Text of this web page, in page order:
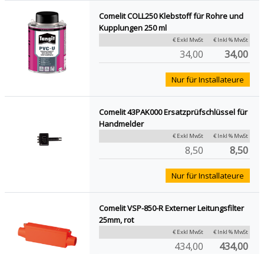
Comelit COLL250 Klebstoff für Rohre und
Kupplungen 250 ml
€ Exkl MwSt € Inkl % MwSt
34,00 34,00
Nur für Installateure
Comelit 43PAK000 Ersatzprüfschlüssel für
Handmelder
€ Exkl MwSt € Inkl % MwSt
8,50 8,50
Nur für Installateure
Comelit VSP-850-R Externer Leitungsfilter
25mm, rot
€ Exkl MwSt € Inkl % MwSt
434,00 434,00